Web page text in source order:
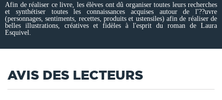
Afin de réaliser ce livre, les élèves ont dû organiser toutes leurs recherches
et synthétiser toutes les connaissances acquises autour de l'??uvre
(personnages, sentiments, recettes, produits et ustensiles) afin de réaliser de
belles illustrations, créatives et fidèles à l'esprit du roman de Laura
Esquivel.
AVIS DES LECTEURS